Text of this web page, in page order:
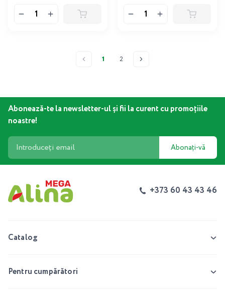
1 2
Abonează-te la newsletter-ul și fii la curent cu promoțiile
noastre!
Abonați-vă
+373 60 43 43 46
Catalog
Pentru cumpărători